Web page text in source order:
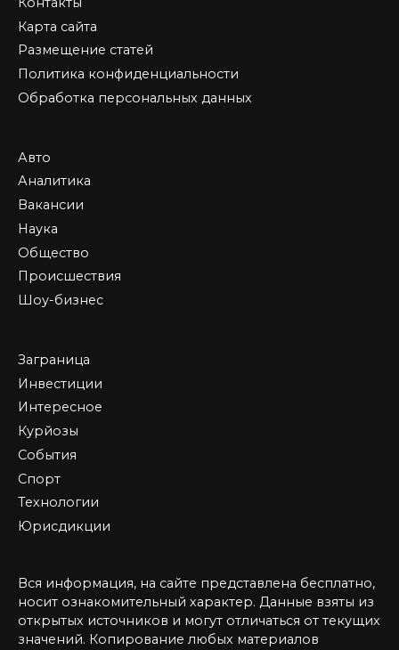
Карта сайта
Размещение статей
Политика конфиденциальности
Обработка персональных данных
Авто
Аналитика
Вакансии
Наука
Общество
Происшествия
Шоу-бизнес
Заграница
Инвестиции
Интересное
Курйозы
События
Спорт
Технологии
Юрисдикции
Вся информация, на сайте представлена бесплатно,
носит ознакомительный характер. Данные взяты из
открытых источников и могут отличаться от текущих
значений. Копирование любых материалов